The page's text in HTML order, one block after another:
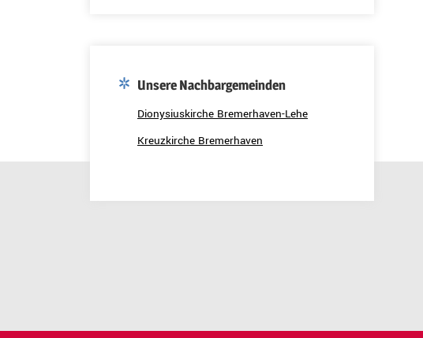
Unsere Nachbargemeinden
Dionysiuskirche Bremerhaven-Lehe
Kreuzkirche Bremerhaven